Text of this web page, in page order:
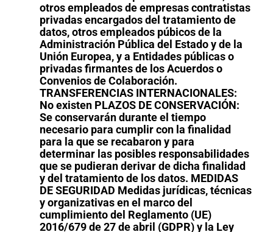
otros empleados de empresas contratistas
privadas encargados del tratamiento de
datos, otros empleados púbicos de la
Administración Pública del Estado y de la
Unión Europea, y a Entidades públicas o
privadas firmantes de los Acuerdos o
Convenios de Colaboración.
TRANSFERENCIAS INTERNACIONALES:
No existen PLAZOS DE CONSERVACIÓN:
Se conservarán durante el tiempo
necesario para cumplir con la finalidad
para la que se recabaron y para
determinar las posibles responsabilidades
que se pudieran derivar de dicha finalidad
y del tratamiento de los datos. MEDIDAS
DE SEGURIDAD Medidas jurídicas, técnicas
y organizativas en el marco del
cumplimiento del Reglamento (UE)
2016/679 de 27 de abril (GDPR) y la Ley